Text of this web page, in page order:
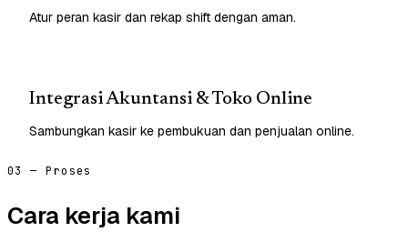
Atur peran kasir dan rekap shift dengan aman.
Integrasi Akuntansi & Toko Online
Sambungkan kasir ke pembukuan dan penjualan online.
03 — Proses
Cara kerja kami